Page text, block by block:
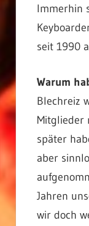
Immerhin
seit 1990
Warum
Blechreiz
Mitglieder
später
aber
Jahren
wir doch